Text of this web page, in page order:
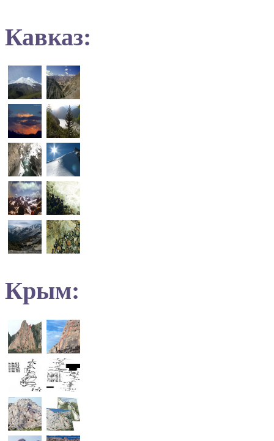
Кавказ:
Крым: